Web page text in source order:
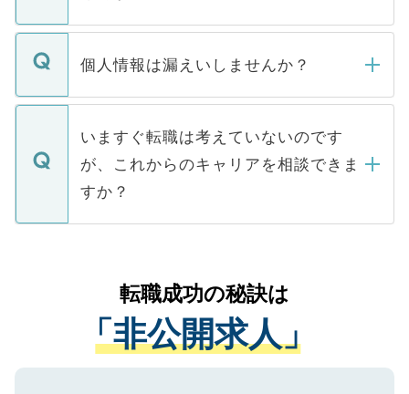
下記の理由によって、一般には公開してい
ません。
■応募殺到を避けるため 人気のある医療機
関を公にしてしまうと、応募が殺到する場
に、医療機関が求める条件に合った人材の
みを人材紹介会社に依頼するケースが増え
ています。
転職・入職を強要することは一切ありませ
ん。また、仮に応募先から内定をいただい
定を承諾する必要はありません。内定先へ
の辞退の連絡はキャリアパートナーが行い
個人情報は漏えいしませんか？
個人情報が漏えいすることはありませんの
で、ご安心ください。当サイトからの登録
などで収集したご登録者様の個人情報は、
ご本人のキャリアアップおよび転職活動の
支援を目的に使用いたします。お預かりし
ているすべての個人データはご本人の許可
は、個人情報の取り扱いについての厳密な
管理基準を満たした事業者のみに付与され
る、プライバシーマークを取得済みです。
いますぐ転職は考えていないのです
が、これからのキャリアを相談できま
すか？
かがいして、現在の医療機関の状況や紹介
経験をまじえながら、適切なアドバイスを
させていただきます。すぐにご転職をされ
ない方には、長期的なサポートが可能です
ので、まずはご登録ください。
転職成功の秘訣は
「非公開求人」